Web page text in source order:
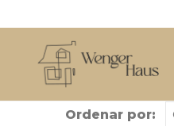
Ordenar por: